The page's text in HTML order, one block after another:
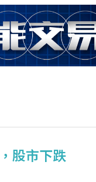
股市下跌